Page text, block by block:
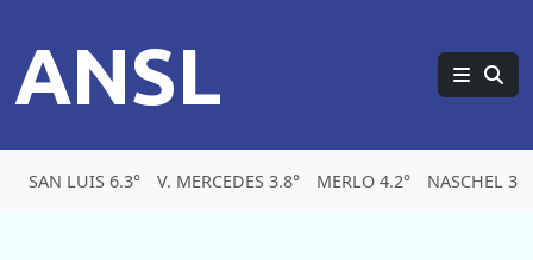
ANSL
SAN LUIS 6.3° V. MERCEDES 3.8° MERLO 4.2° NASCHEL